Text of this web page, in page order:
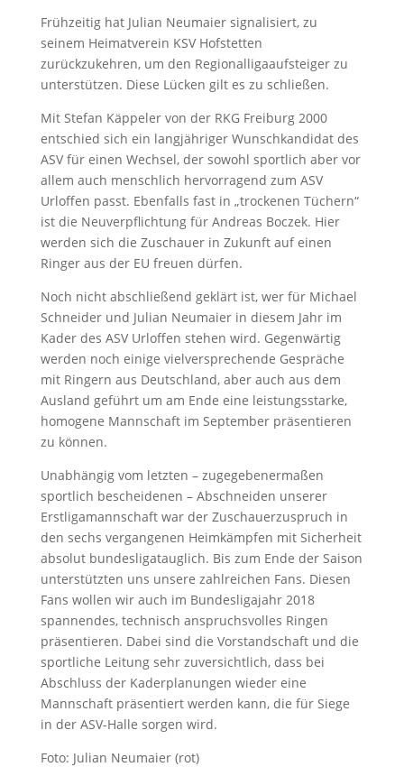
Frühzeitig hat Julian Neumaier signalisiert, zu
seinem Heimatverein KSV Hofstetten
zurückzukehren, um den Regionalligaaufsteiger zu
unterstützen. Diese Lücken gilt es zu schließen.
Mit Stefan Käppeler von der RKG Freiburg 2000
entschied sich ein langjähriger Wunschkandidat des
ASV für einen Wechsel, der sowohl sportlich aber vor
allem auch menschlich hervorragend zum ASV
Urloffen passt. Ebenfalls fast in „trockenen Tüchern“
ist die Neuverpflichtung für Andreas Boczek. Hier
werden sich die Zuschauer in Zukunft auf einen
Ringer aus der EU freuen dürfen.
Noch nicht abschließend geklärt ist, wer für Michael
Schneider und Julian Neumaier in diesem Jahr im
Kader des ASV Urloffen stehen wird. Gegenwärtig
werden noch einige vielversprechende Gespräche
mit Ringern aus Deutschland, aber auch aus dem
Ausland geführt um am Ende eine leistungsstarke,
homogene Mannschaft im September präsentieren
zu können.
Unabhängig vom letzten – zugegebenermaßen
sportlich bescheidenen – Abschneiden unserer
Erstligamannschaft war der Zuschauerzuspruch in
den sechs vergangenen Heimkämpfen mit Sicherheit
absolut bundesligatauglich. Bis zum Ende der Saison
unterstützten uns unsere zahlreichen Fans. Diesen
Fans wollen wir auch im Bundesligajahr 2018
spannendes, technisch anspruchsvolles Ringen
präsentieren. Dabei sind die Vorstandschaft und die
sportliche Leitung sehr zuversichtlich, dass bei
Abschluss der Kaderplanungen wieder eine
Mannschaft präsentiert werden kann, die für Siege
in der ASV-Halle sorgen wird.
Foto: Julian Neumaier (rot)